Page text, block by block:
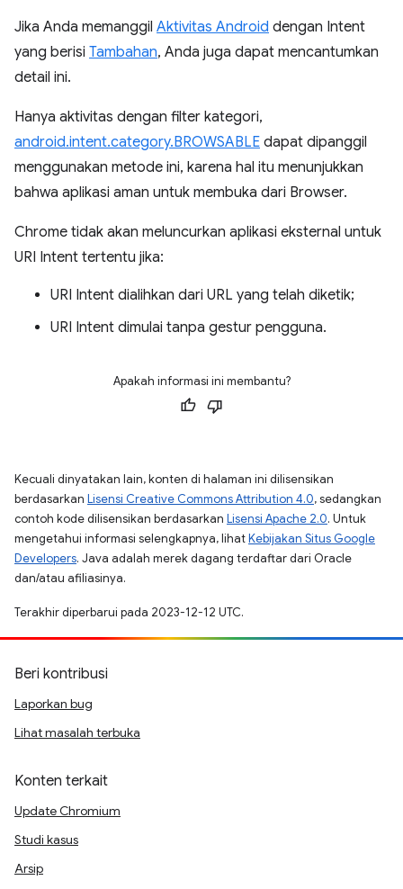
Jika Anda memanggil Aktivitas Android dengan Intent
yang berisi Tambahan, Anda juga dapat mencantumkan
detail ini.
Hanya aktivitas dengan filter kategori,
android.intent.category.BROWSABLE dapat dipanggil
menggunakan metode ini, karena hal itu menunjukkan
bahwa aplikasi aman untuk membuka dari Browser.
Chrome tidak akan meluncurkan aplikasi eksternal untuk
URI Intent tertentu jika:
URI Intent dialihkan dari URL yang telah diketik;
URI Intent dimulai tanpa gestur pengguna.
Apakah informasi ini membantu?
Kecuali dinyatakan lain, konten di halaman ini dilisensikan
berdasarkan Lisensi Creative Commons Attribution 4.0, sedangkan
contoh kode dilisensikan berdasarkan Lisensi Apache 2.0. Untuk
mengetahui informasi selengkapnya, lihatKebijakan Situs Google
Developers. Java adalah merek dagang terdaftar dari Oracle
dan/atau afiliasinya.
Terakhir diperbarui pada 2023-12-12 UTC.
Beri kontribusi
Laporkan bug
Lihat masalah terbuka
Konten terkait
Update Chromium
Studi kasus
Arsip